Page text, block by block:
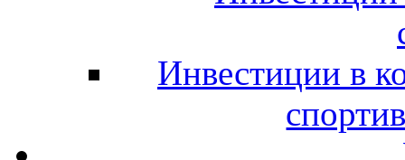
Инвестиции в